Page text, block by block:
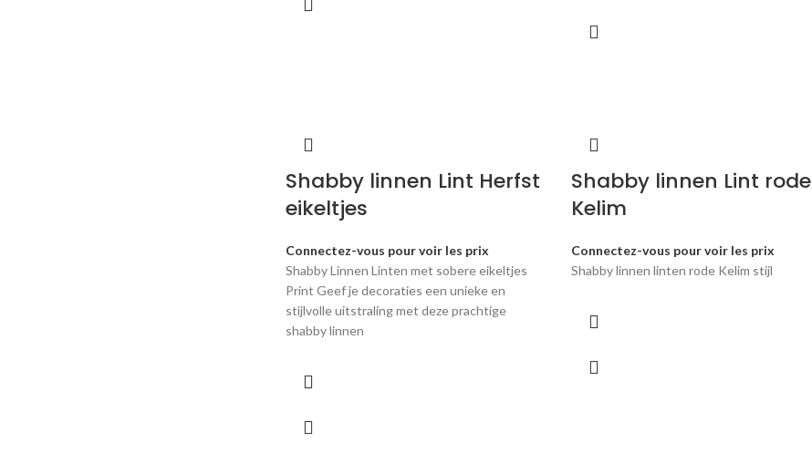
Shabby linnen Lint Herfst
eikeltjes
Connectez-vous pour voir les prix
Shabby Linnen Linten met sobere eikeltjes
Print Geef je decoraties een unieke en
stijlvolle uitstraling met deze prachtige
shabby linnen
Shabby linnen Lint rode
Kelim
Connectez-vous pour voir les prix
Shabby linnen linten rode Kelim stijl